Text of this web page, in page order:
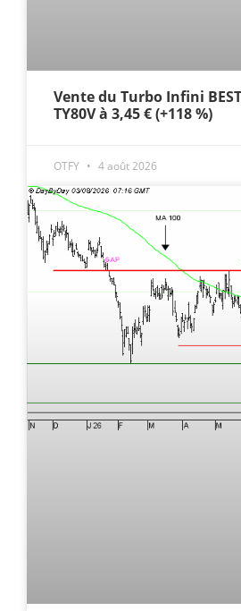
Vente du Turbo Infini BEST
TY80V à 3,45 € (+118 %)
OTFY 4 août 2026